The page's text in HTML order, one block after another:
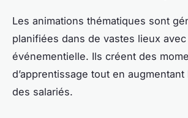
Les animations thématiques sont
planifiées dans de vastes lieux
événementielle. Ils créent des
d’apprentissage tout en augmentant
des salariés.